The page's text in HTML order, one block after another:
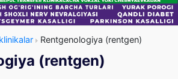
Rentgenologiya (rentgen)
(rentgen)